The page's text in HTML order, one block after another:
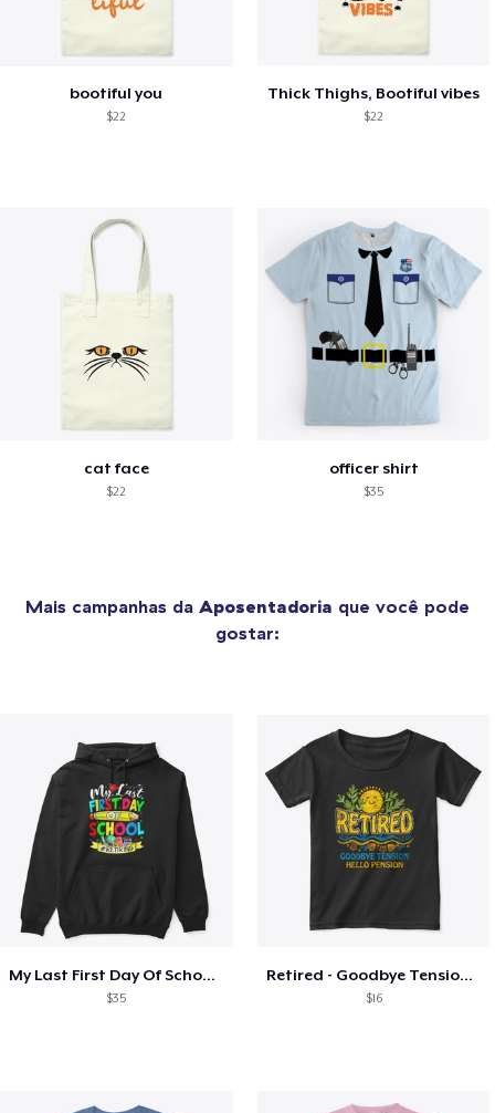
bootiful you
$22
Thick Thighs, Bootiful vibes
$22
cat face
$22
officer shirt
$35
Mais campanhas da Aposentadoria que você pode
gostar:
My Last First Day Of School Retiring
$35
Retired - Goodbye Tension Hello Pension
$16